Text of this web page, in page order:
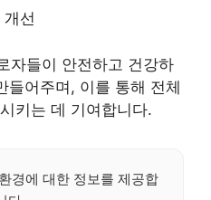
선
자들이 안전하고 건강하
들어주며, 이를 통해 전체
키는 데 기여합니다.
경에 대한 정보를 제공합